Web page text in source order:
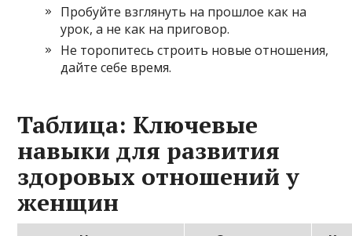
Пробуйте взглянуть на прошлое как на
урок, а не как на приговор.
Не торопитесь строить новые отношения,
дайте себе время.
Таблица: Ключевые
навыки для развития
здоровых отношений у
женщин